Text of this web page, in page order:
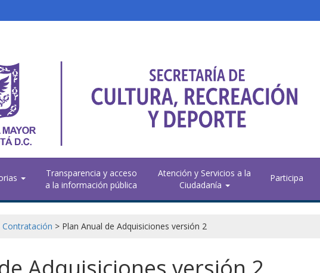
Transparencia y acceso
a la información pública
Atención y Servicios a la
Ciudadanía
Participa
Contratación > Plan Anual de Adquisiciones versión 2